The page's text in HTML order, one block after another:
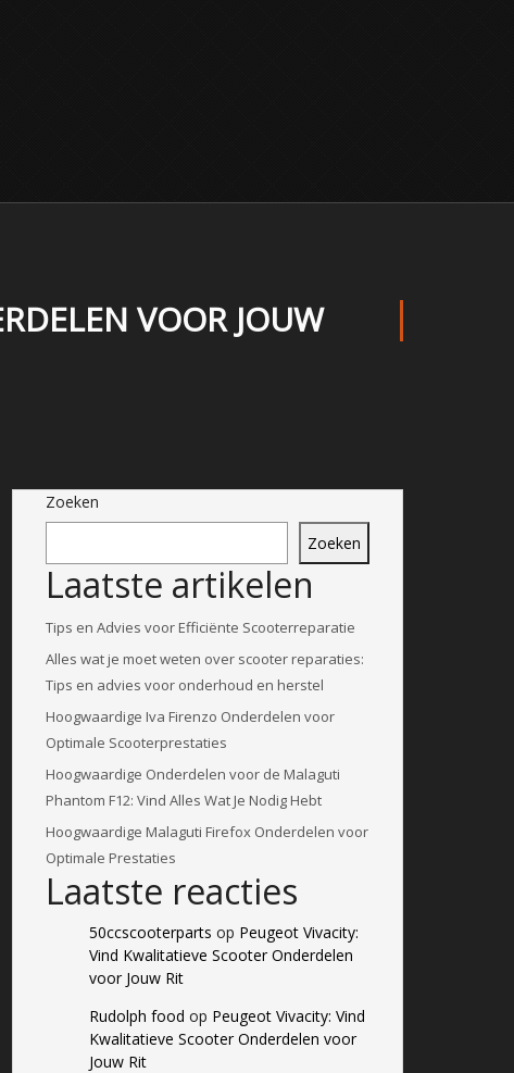
VOOR JOUW
Zoeken
Zoeken
Laatste artikelen
Tips en Advies voor Efficiënte Scooterreparatie
Alles wat je moet weten over scooter reparaties:
Tips en advies voor onderhoud en herstel
Hoogwaardige Iva Firenzo Onderdelen voor
Optimale Scooterprestaties
Hoogwaardige Onderdelen voor de Malaguti
Phantom F12: Vind Alles Wat Je Nodig Hebt
Hoogwaardige Malaguti Firefox Onderdelen voor
Optimale Prestaties
Laatste reacties
50ccscooterparts op Peugeot Vivacity:
Vind Kwalitatieve Scooter Onderdelen
voor Jouw Rit
Rudolph food op Peugeot Vivacity: Vind
Kwalitatieve Scooter Onderdelen voor
Jouw Rit